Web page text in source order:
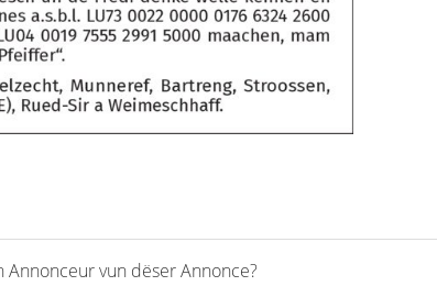
Annonceur vun dëser Annonce?